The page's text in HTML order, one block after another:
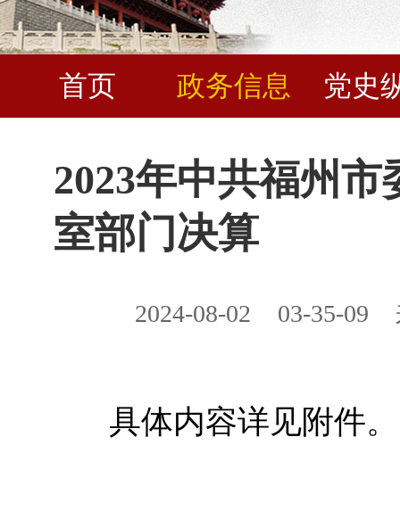
首页 政务信息 党史
2023年中共福州
室部门决算
2024-08-02 03-35-09
具体内容详见附件